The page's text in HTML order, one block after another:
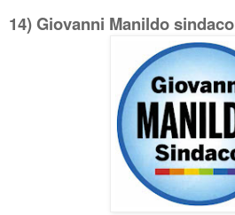
14) Giovanni Manildo sindaco